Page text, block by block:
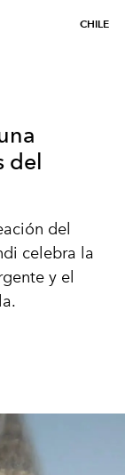
CHILE
del
del
celebra la
y el